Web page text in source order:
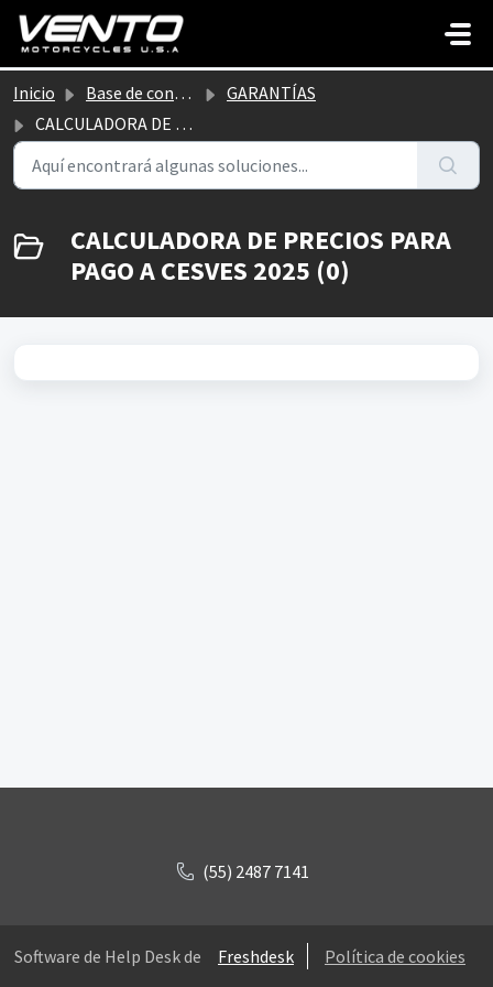
Saltar al contenido principal
Inicio Base de conocimientos
GARANTÍAS
CALCULADORA DE PRECIOS PARA PAGO A CESVES 2025
CALCULADORA DE PRECIOS PARA
PAGO A CESVES 2025 (0)
(55) 2487 7141
Software de Help Desk de Freshdesk Política de cookies